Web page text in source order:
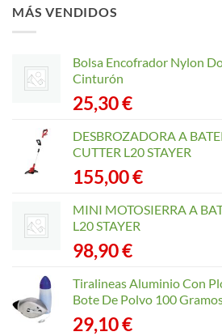
MÁS VENDIDOS
Bolsa Encofrador Nylon
Cinturón
25,30€
DESBROZADORA A
CUTTER L20 STAYER
155,00€
MINI MOTOSIERRA A
L20 STAYER
98,90€
Tiralineas Aluminio Con
Bote De Polvo 100
29,10€